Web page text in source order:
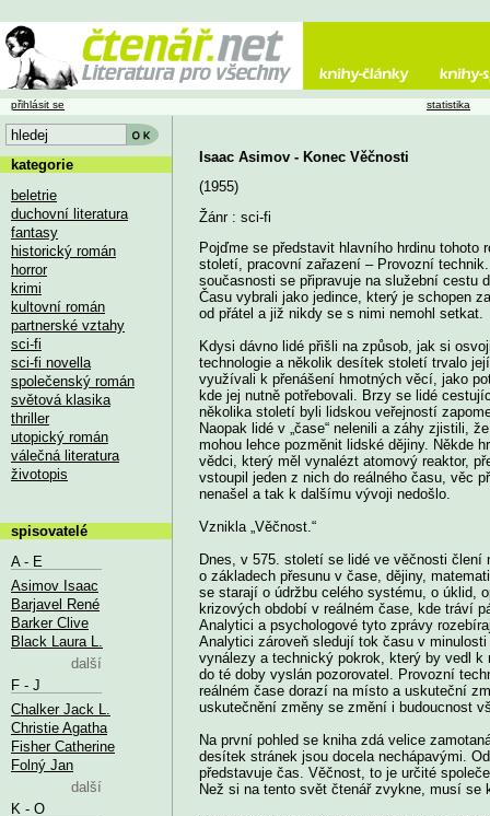
Isaac Asimov - Konec Věčnosti
(1955)
Žánr : sci-fi
Pojďme se představit hlavního hrdinu tohoto
století, pracovní zařazení – Provozní
současnosti se připravuje na služební cestu
Času vybrali jako jedince, který je schopen
od přátel a již nikdy se s nimi nemohl setkat.
Kdysi dávno lidé přišli na způsob, jak si
technologie a několik desítek století trvalo
využívali k přenášení hmotných věcí, jako
kde jej nutně potřebovali. Brzy se lidé
několika století byli lidskou veřejností
Naopak lidé v „čase“ nelenili a záhy zjistili,
mohou lehce pozměnit lidské dějiny. Někde
vědci, který měl vynalézt atomový reaktor,
vstoupil jeden z nich do reálného času, věc
nenašel a tak k dalšímu vývoji nedošlo.
Vznikla „Věčnost.“
Dnes, v 575. století se lidé ve věčnosti
o základech přesunu v čase, dějiny,
se starají o údržbu celého systému, o úklid,
krizových období v reálném čase, kde tráví
Analytici a psychologové tyto zprávy
Analytici zároveň sledují tok času v
vynálezy a technický pokrok, který by vedl
do té doby vyslán pozorovatel. Provozní
reálném čase dorazí na místo a uskuteční
uskutečnění změny se změní i budoucnost
Na první pohled se kniha zdá velice
desítek stránek jsou docela nechápavými.
představuje čas. Věčnost, to je určité
Než si na tento svět čtenář zvykne, musí se
přihlásit se statistika
kategorie
beletrie
duchovní literatura
fantasy
historický román
horror
krimi
kultovní román
partnerské vztahy
sci-fi
sci-fi novella
společenský román
světová klasika
thriller
utopický román
válečná literatura
životopis
spisovatelé
A - E
Asimov Isaac
Barjavel René
Barker Clive
Black Laura L.
další
F - J
Chalker Jack L.
Christie Agatha
Fisher Catherine
Folný Jan
další
K - O